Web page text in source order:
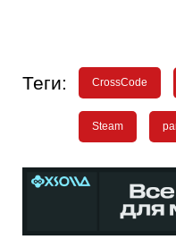
Теги: CrossCode
Steam